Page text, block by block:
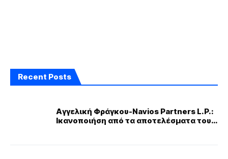
Recent Posts
Αγγελική Φράγκου-Navios Partners L.P.:
Ικανοποιήση από τα αποτελέσματα του